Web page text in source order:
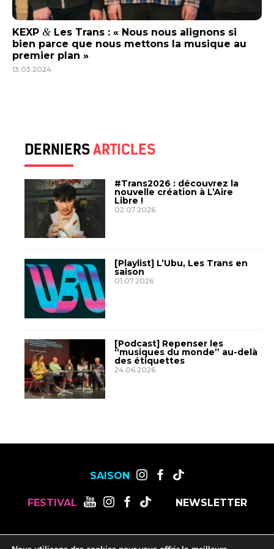
KEXP & Les Trans : « Nous nous alignons si
bien parce que nous mettons la musique au
premier plan »
13.03.2024
DERNIERSARTICLES
#Trans2026 : découvrez la
nouvelle création à L’Aire
Libre !
02.07.2026
[Playlist] L’Ubu, Les Trans en
saison
01.07.2026
[Podcast] Repenser les
“musiques du monde” au-delà
des étiquettes
24.06.2026
SAISON
FESTIVAL NEWSLETTER